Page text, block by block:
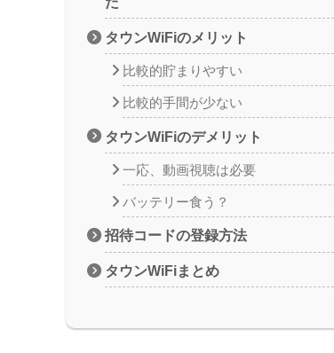
タウンWiFiのメリット
比較的貯まりやすい
比較的手間が少ない
タウンWiFiのデメリット
一応、動画視聴は必要
バッテリー食う？
招待コードの登録方法
タウンWiFiまとめ